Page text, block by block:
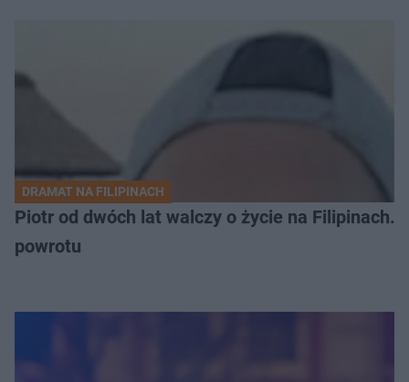
DRAMAT NA FILIPINACH
Piotr od dwóch lat walczy o życie na Filipinach.
powrotu